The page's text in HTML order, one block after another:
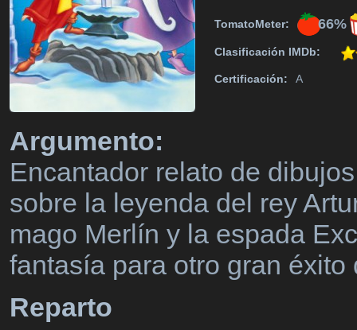
TomatoMeter: 66%
Clasificación IMDb:
Certificación: A
Argumento:
Encantador relato de
sobre la leyenda del rey
mago Merlín y la espada
fantasía para otro gran éxito
Reparto